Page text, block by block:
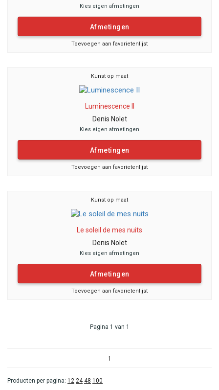
Kies eigen afmetingen
Afmetingen
Toevoegen aan favorietenlijst
Kunst op maat
Luminescence II
Denis Nolet
Kies eigen afmetingen
Afmetingen
Toevoegen aan favorietenlijst
Kunst op maat
Le soleil de mes nuits
Denis Nolet
Kies eigen afmetingen
Afmetingen
Toevoegen aan favorietenlijst
Pagina 1 van 1
1
Producten per pagina: 12 24 48 100